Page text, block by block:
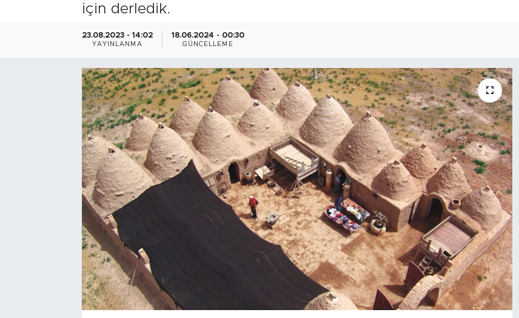
için derledik.
23.08.2023 - 14:02
YAYINLANMA
18.06.2024 - 00:30
GÜNCELLEME
Teknoloji
Haber Arşivi